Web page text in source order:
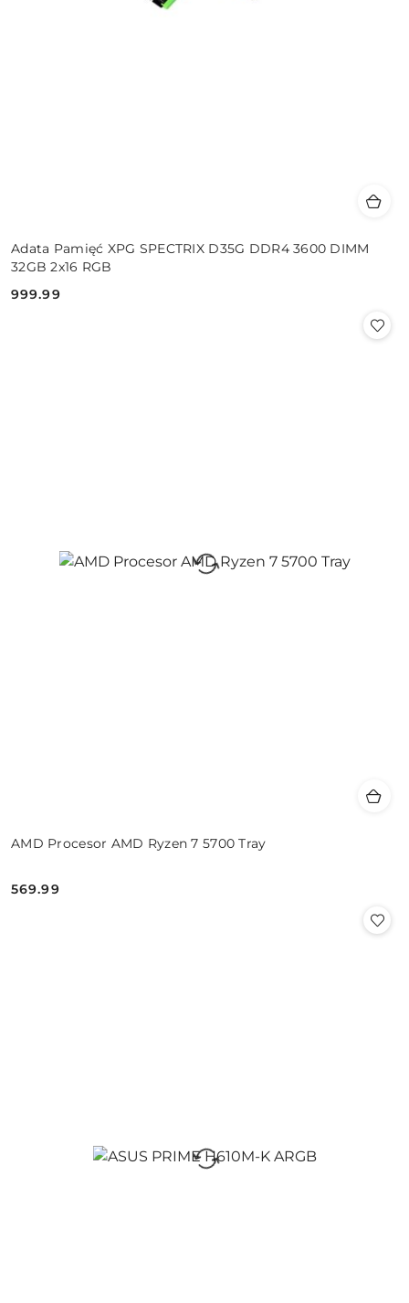
Adata Pamięć XPG SPECTRIX D35G DDR4 3600 DIMM
32GB 2x16 RGB
Cena:
999.99
AMD Procesor AMD Ryzen 7 5700 Tray
Cena:
569.99